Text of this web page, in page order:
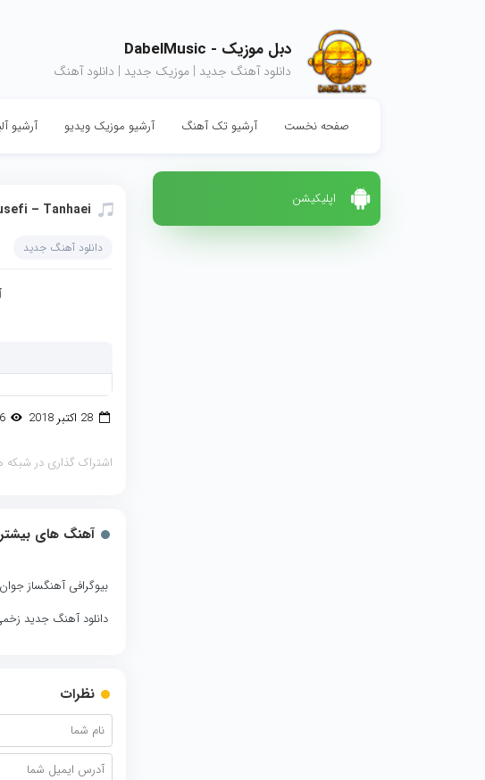
دبل موزیک - DabelMusic
دانلود آهنگ جدید | موزیک جدید | دانلود آهنگ
صفحه نخست آرشیو تک آهنگ آرشیو موزیک ویدیو آرشیو
اپلیکیشن
– Tanhaei
دانلود آهنگ جدید
28 اکتبر 2018 27,186 دانلود
اشتراک گذاری در شبکه
آهنگ های بیشتر
بیوگرافی آهنگساز
دانلود آهنگ جدید
نظرات